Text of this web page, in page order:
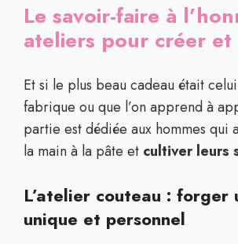
Le savoir-faire à
ateliers pour créer
Et si le plus beau cadeau était
fabrique ou que l’on apprend à
partie est dédiée aux hommes qui
la main à la pâte et cultiver leurs
L’atelier couteau : forger
unique et personnel